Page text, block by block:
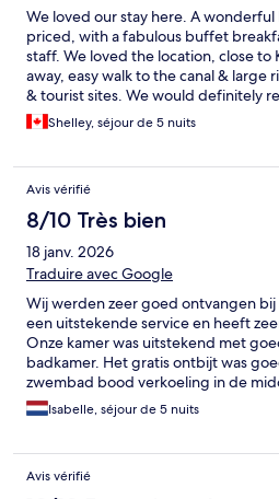
We loved our stay here. A
priced, with a fabulous buffet
staff. We loved the location, close
away, easy walk to the canal & large
& tourist sites. We would definitely
Shelley, séjour de 5 nuits
Avis vérifié
8/10 Très bien
18 janv. 2026
Traduire avec Google
Wij werden zeer goed ontvangen
een uitstekende service en heeft
Onze kamer was uitstekend met
badkamer. Het gratis ontbijt was
zwembad bood verkoeling in de
Bangkok. Enig minpuntje was dat er
geur in onze kamer hing; iedere keer
Isabelle, séjour de 5 nuits
Avis vérifié